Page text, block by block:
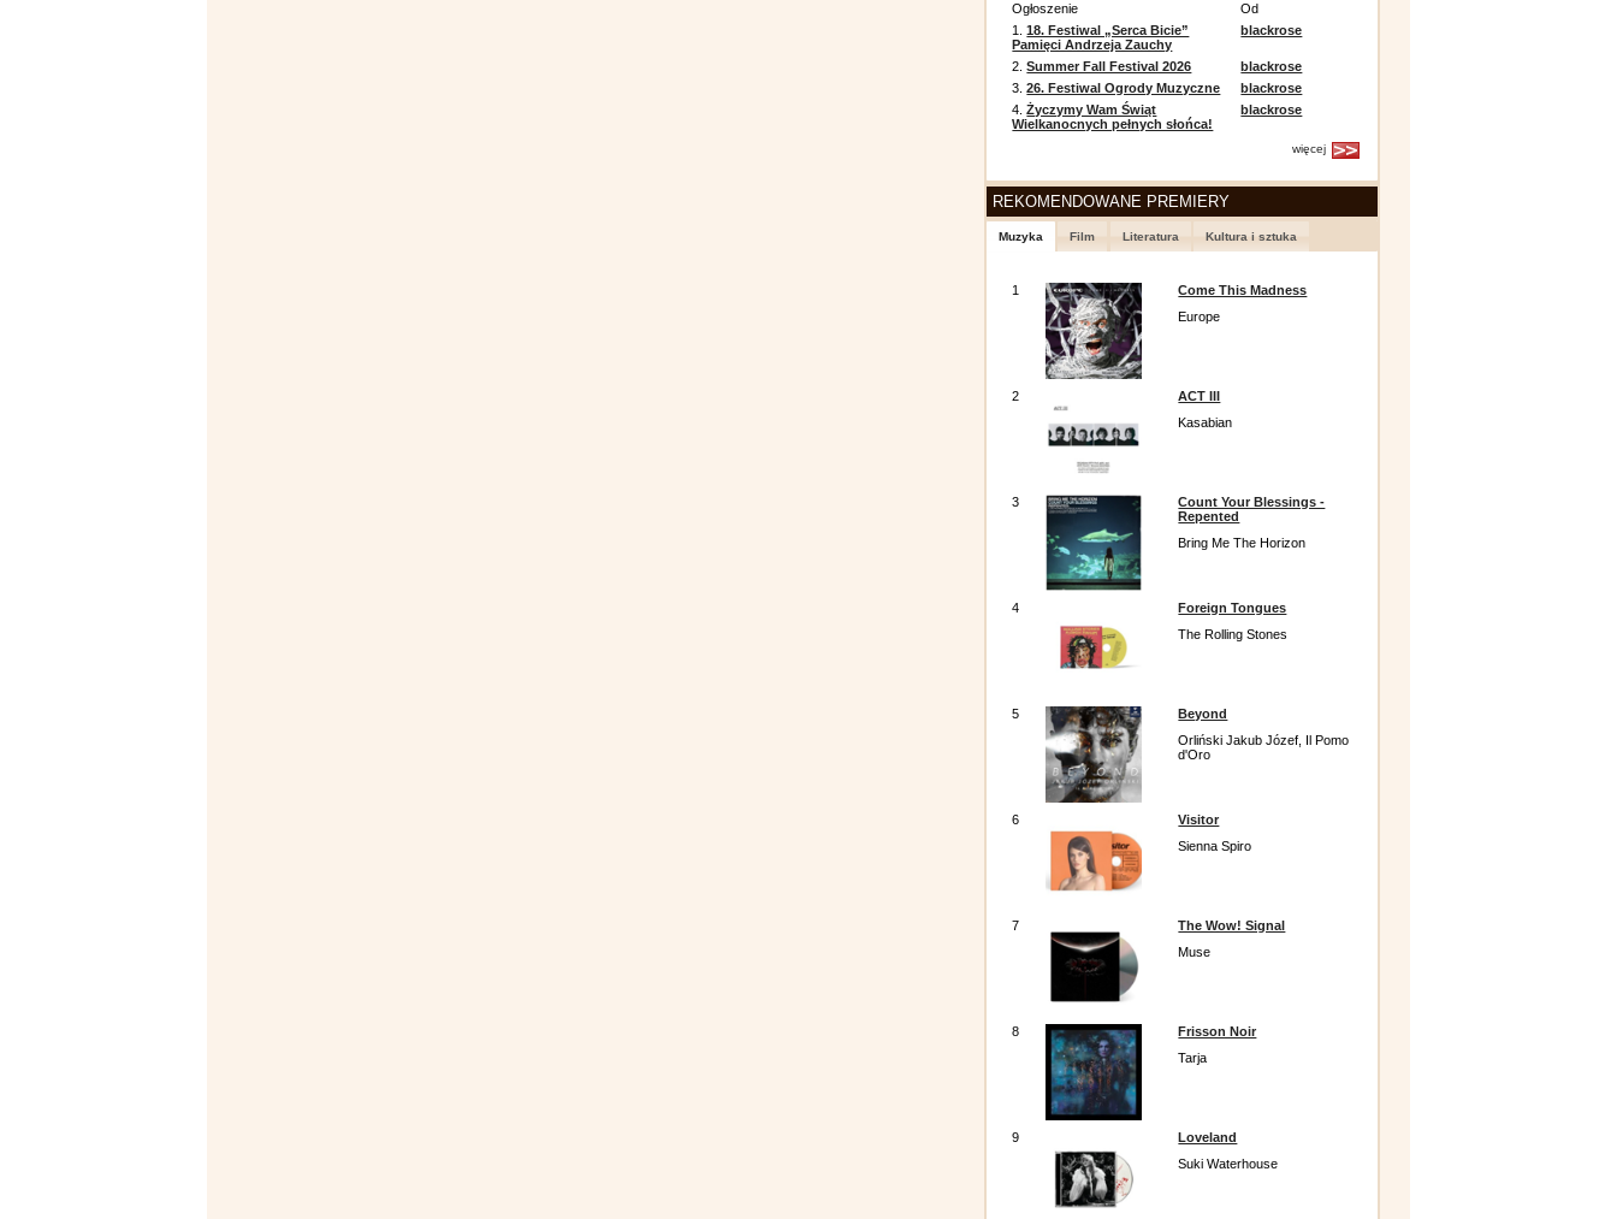
Ogłoszenie
Od
1.18. Festiwal „Serca Bicie”
Pamięci Andrzeja Zauchy
blackrose
2.Summer Fall Festival 2026
blackrose
3.26. Festiwal Ogrody Muzyczne
blackrose
4.Życzymy Wam Świąt
Wielkanocnych pełnych słońca!
blackrose
więcej
REKOMENDOWANE PREMIERY
Muzyka Film Literatura Kultura i sztuka
1
Come This Madness
Europe
2
ACT III
Kasabian
3
Count Your Blessings -
Repented
Bring Me The Horizon
4
Foreign Tongues
The Rolling Stones
5
Beyond
Orliński Jakub Józef, Il Pomo
d'Oro
6
Visitor
Sienna Spiro
7
The Wow! Signal
Muse
8
Frisson Noir
Tarja
9
Loveland
Suki Waterhouse